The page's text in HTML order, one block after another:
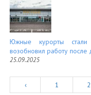
Южные курорты стали
возобновил работу после
25.09.2025
‹ 1 2